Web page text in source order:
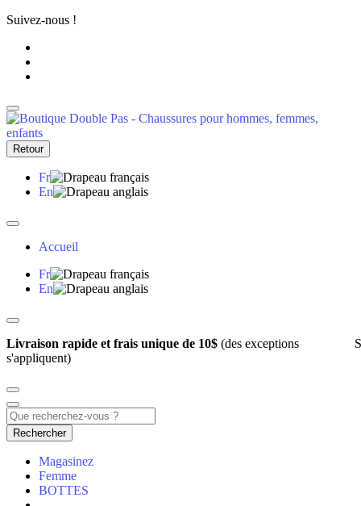
Suivez-nous !
Retour
Fr
En
Accueil
Fr
En
Livraison rapide et frais unique de 10$ (des exceptions
s'appliquent)
Rechercher
Magasinez
Femme
BOTTES